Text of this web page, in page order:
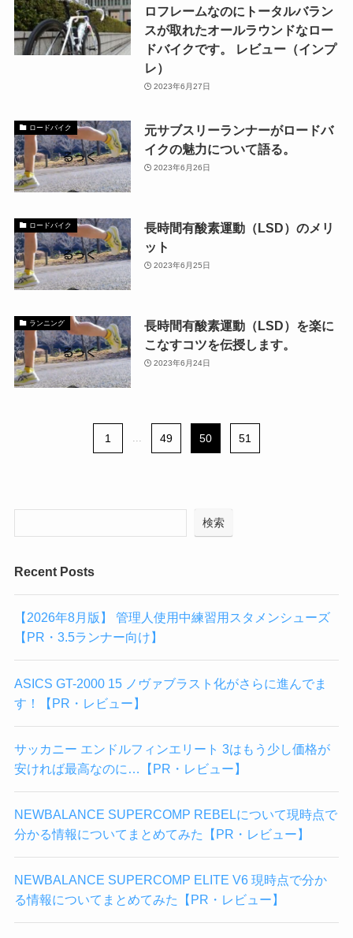
ロフレームなのにトータルバラン
スが取れたオールラウンドなロー
ドバイクです。 レビュー（インプ
レ）
2023年6月27日
ロードバイク
元サブスリーランナーがロードバ
イクの魅力について語る。
2023年6月26日
ロードバイク
長時間有酸素運動（LSD）のメリ
ット
2023年6月25日
ランニング
長時間有酸素運動（LSD）を楽に
こなすコツを伝授します。
2023年6月24日
1 ... 49 50 51
検索
Recent Posts
【2026年8月版】 管理人使用中練習用スタメンシューズ
【PR・3.5ランナー向け】
ASICS GT-2000 15 ノヴァブラスト化がさらに進んでま
す！【PR・レビュー】
サッカニー エンドルフィンエリート 3はもう少し価格が
安ければ最高なのに…【PR・レビュー】
NEWBALANCE SUPERCOMP REBELについて現時点で
分かる情報についてまとめてみた【PR・レビュー】
NEWBALANCE SUPERCOMP ELITE V6 現時点で分か
る情報についてまとめてみた【PR・レビュー】